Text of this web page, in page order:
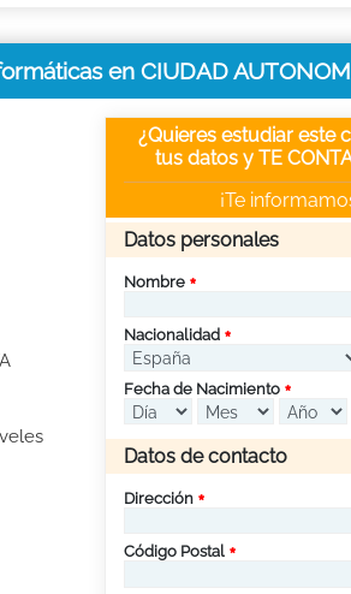
en CIUDAD
¿Quieres estudiar este
tus datos y TE
¡Te
Datos personales
Nombre
Nacionalidad
Fecha de Nacimiento
Datos de contacto
Dirección
Código Postal